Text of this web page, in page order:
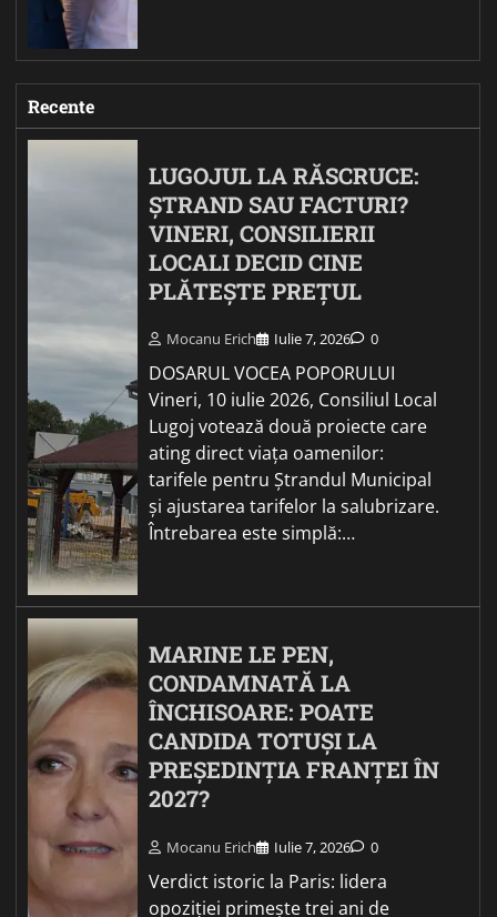
Recente
LUGOJUL LA RĂSCRUCE:
ȘTRAND SAU FACTURI?
VINERI, CONSILIERII
LOCALI DECID CINE
PLĂTEȘTE PREȚUL
Mocanu Erich Iulie 7, 2026 0
DOSARUL VOCEA POPORULUI
Vineri, 10 iulie 2026, Consiliul Local
Lugoj votează două proiecte care
ating direct viața oamenilor:
tarifele pentru Ștrandul Municipal
și ajustarea tarifelor la salubrizare.
Întrebarea este simplă:…
MARINE LE PEN,
CONDAMNATĂ LA
ÎNCHISOARE: POATE
CANDIDA TOTUȘI LA
PREȘEDINȚIA FRANȚEI ÎN
2027?
Mocanu Erich Iulie 7, 2026 0
Verdict istoric la Paris: lidera
opoziției primește trei ani de